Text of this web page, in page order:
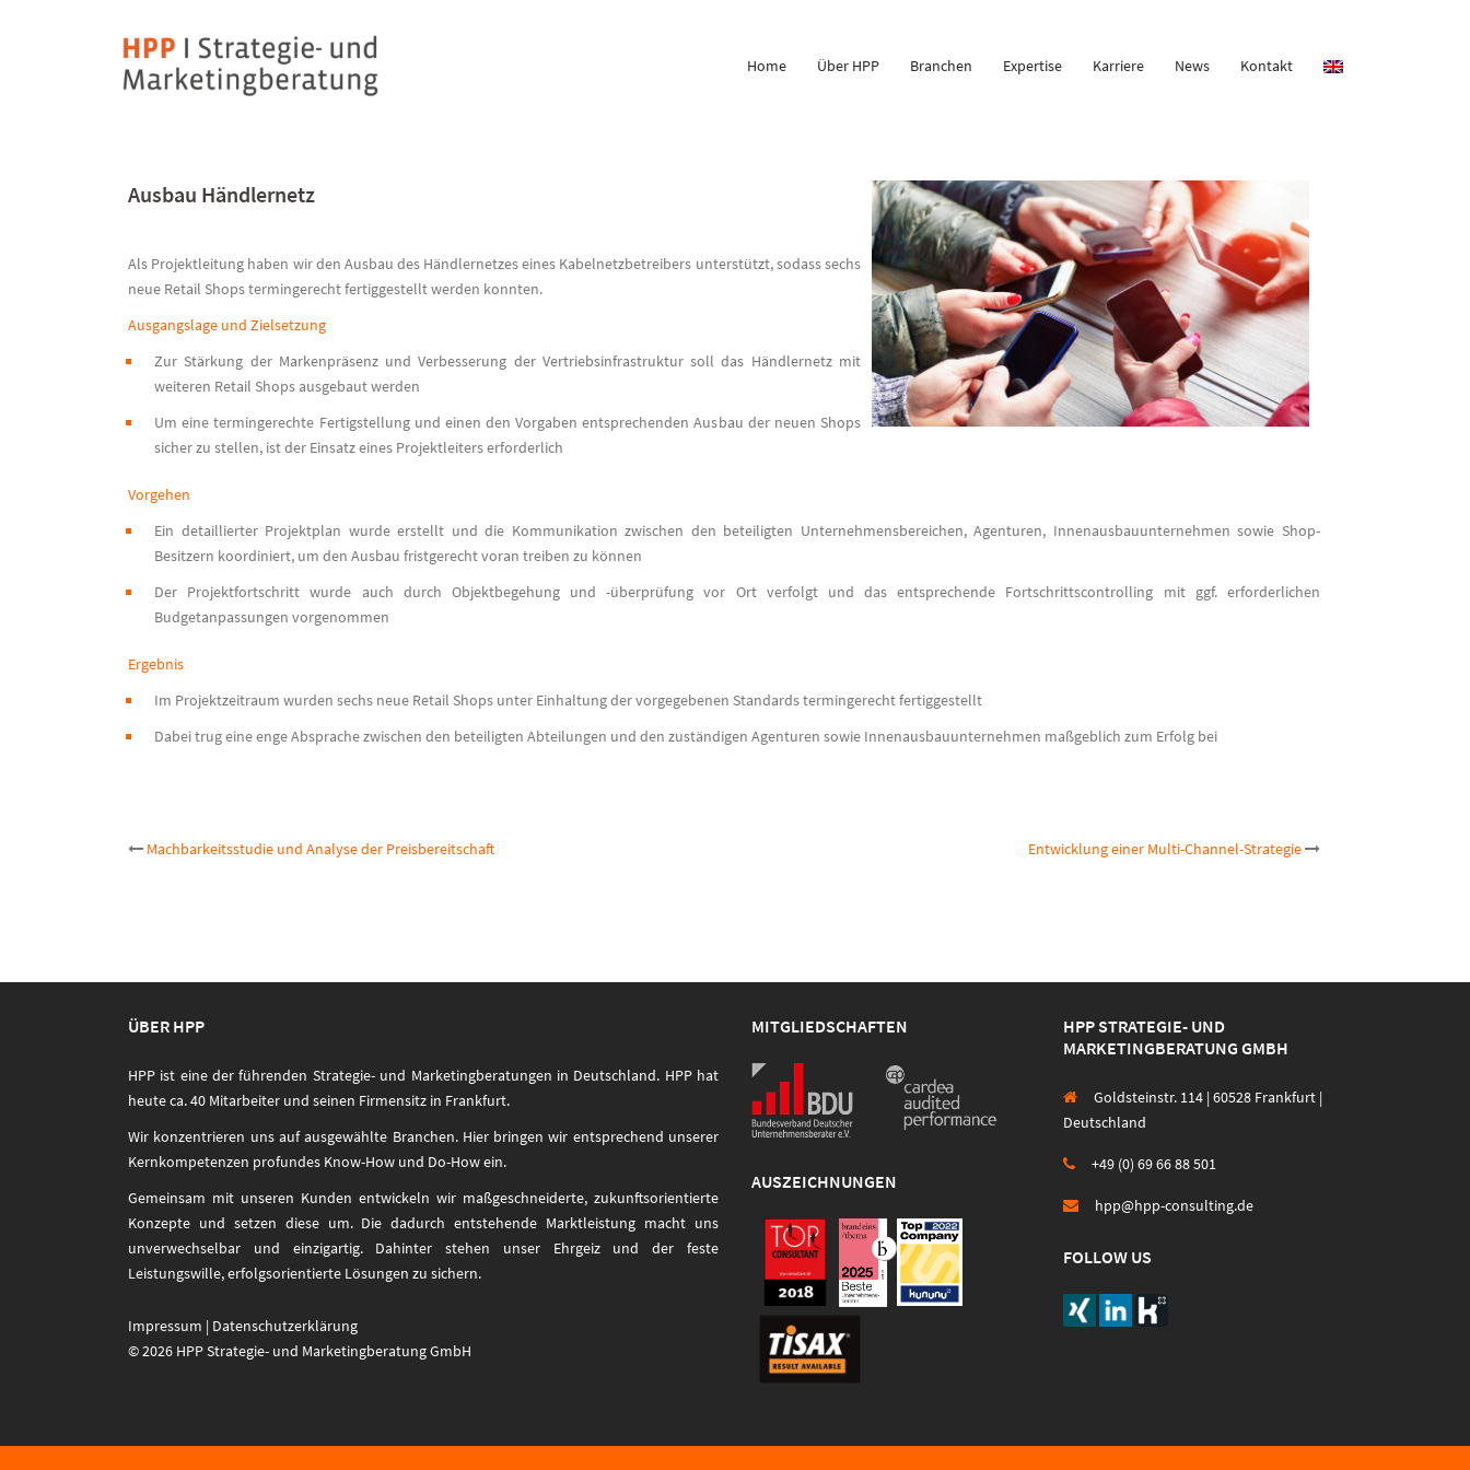
Home Über HPP Branchen Expertise Karriere News Kontakt
Ausbau Händlernetz
Als Projektleitung haben wir den Ausbau des Händlernetzes eines Kabelnetzbetreibers unterstützt, sodass sechs
neue Retail Shops termingerecht fertiggestellt werden konnten.
Ausgangslage und Zielsetzung
Zur Stärkung der Markenpräsenz und Verbesserung der Vertriebsinfrastruktur soll das Händlernetz mit
weiteren Retail Shops ausgebaut werden
Um eine termingerechte Fertigstellung und einen den Vorgaben entsprechenden Ausbau der neuen Shops
sicher zu stellen, ist der Einsatz eines Projektleiters erforderlich
Vorgehen
Ein detaillierter Projektplan wurde erstellt und die Kommunikation zwischen den beteiligten Unternehmensbereichen, Agenturen, Innenausbauunternehmen sowie Shop-
Besitzern koordiniert, um den Ausbau fristgerecht voran treiben zu können
Der Projektfortschritt wurde auch durch Objektbegehung und -überprüfung vor Ort verfolgt und das entsprechende Fortschrittscontrolling mit ggf. erforderlichen
Budgetanpassungen vorgenommen
Ergebnis
Im Projektzeitraum wurden sechs neue Retail Shops unter Einhaltung der vorgegebenen Standards termingerecht fertiggestellt
Dabei trug eine enge Absprache zwischen den beteiligten Abteilungen und den zuständigen Agenturen sowie Innenausbauunternehmen maßgeblich zum Erfolg bei
Post
Machbarkeitsstudie und Analyse der Preisbereitschaft Entwicklung einer Multi-Channel-Strategie
ÜBER HPP
HPP ist eine der führenden Strategie- und Marketingberatungen in Deutschland. HPP hat
heute ca. 40 Mitarbeiter und seinen Firmensitz in Frankfurt.
Wir konzentrieren uns auf ausgewählte Branchen. Hier bringen wir entsprechend unserer
Kernkompetenzen profundes Know-How und Do-How ein.
Gemeinsam mit unseren Kunden entwickeln wir maßgeschneiderte, zukunftsorientierte
Konzepte und setzen diese um. Die dadurch entstehende Marktleistung macht uns
unverwechselbar und einzigartig. Dahinter stehen unser Ehrgeiz und der feste
Leistungswille, erfolgsorientierte Lösungen zu sichern.
Impressum | Datenschutzerklärung
© 2026 HPP Strategie- und Marketingberatung GmbH
MITGLIEDSCHAFTEN
AUSZEICHNUNGEN
HPP STRATEGIE- UND
MARKETINGBERATUNG GMBH
Goldsteinstr. 114 | 60528 Frankfurt |
Deutschland
+49 (0) 69 66 88 501
hpp@hpp-consulting.de
FOLLOW US